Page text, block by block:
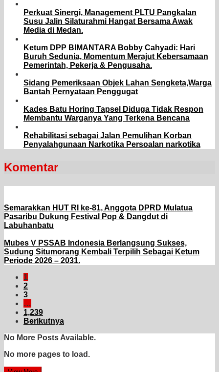
Perkuat Sinergi, Management PLTU Pangkalan
Susu Jalin Silaturahmi Hangat Bersama Awak
Media di Medan.
Ketum DPP BIMANTARA Bobby Cahyadi: Hari
Buruh Sedunia, Momentum Merajut Kebersamaan
Pemerintah, Pekerja & Pengusaha.
Sidang Pemeriksaan Objek Lahan Sengketa,Warga
Bantah Pernyataan Penggugat
Kades Batu Horing Tapsel Diduga Tidak Respon
Membantu Warganya Yang Terkena Bencana
Rehabilitasi sebagai Jalan Pemulihan Korban
Penyalahgunaan Narkotika Persoalan narkotika
Komentar
Semarakkan HUT RI ke-81, Anggota DPRD Mulatua
Pasaribu Dukung Festival Pop & Dangdut di
Labuhanbatu
Mubes V PSSAB Indonesia Berlangsung Sukses,
Sudung Situmorang Kembali Terpilih Sebagai Ketum
Periode 2026 – 2031.
1
2
3
…
1,239
Berikutnya
No More Posts Available.
No more pages to load.